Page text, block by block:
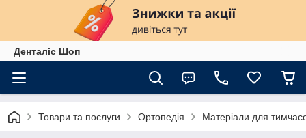
Денталіс Шоп
Товари та послуги Ортопедія Матеріали для